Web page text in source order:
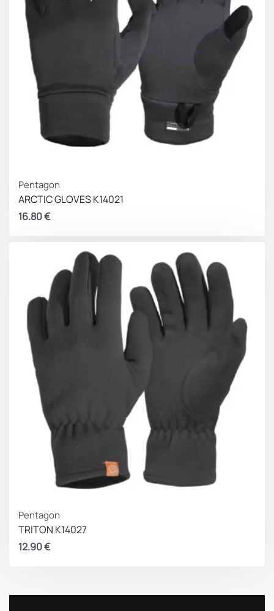
Pentagon
ARCTIC GLOVES K14021
16.80€
Pentagon
TRITON K14027
12.90€